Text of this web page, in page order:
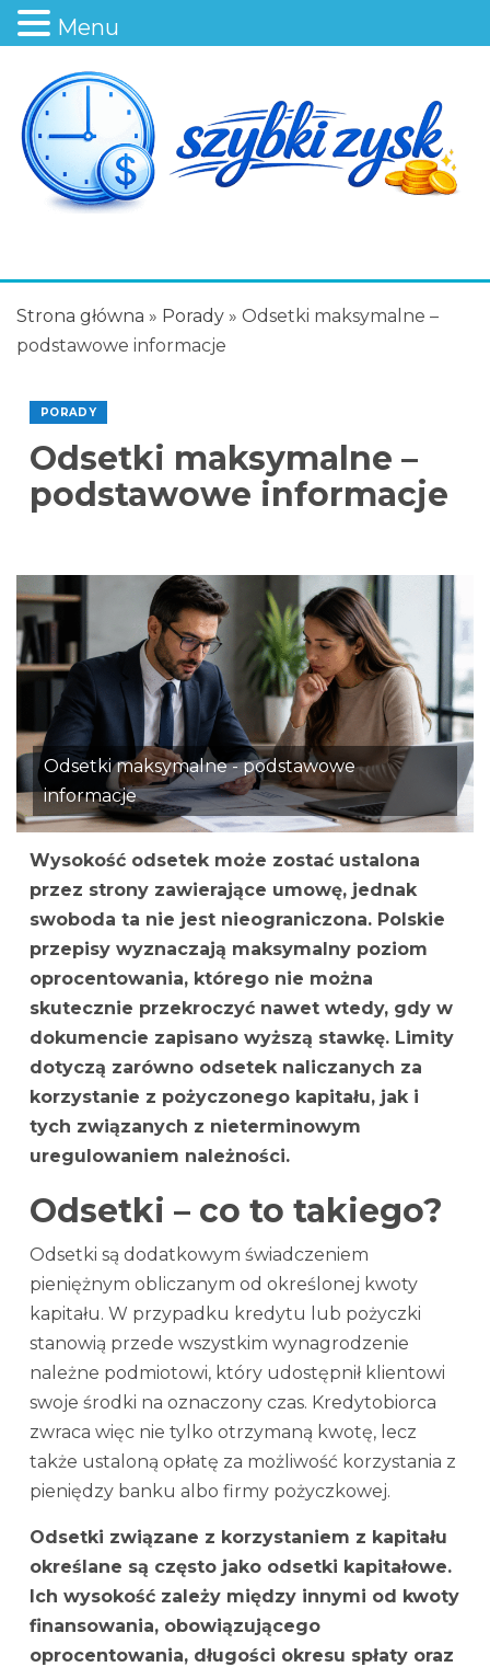
Strona główna » Porady » Odsetki maksymalne –
podstawowe informacje
PORADY
Odsetki maksymalne –
podstawowe informacje
Odsetki maksymalne - podstawowe
informacje
Wysokość odsetek może zostać ustalona
przez strony zawierające umowę, jednak
swoboda ta nie jest nieograniczona. Polskie
przepisy wyznaczają maksymalny poziom
oprocentowania, którego nie można
skutecznie przekroczyć nawet wtedy, gdy w
dokumencie zapisano wyższą stawkę. Limity
dotyczą zarówno odsetek naliczanych za
korzystanie z pożyczonego kapitału, jak i
tych związanych z nieterminowym
uregulowaniem należności.
Odsetki – co to takiego?
Odsetki są dodatkowym świadczeniem
pieniężnym obliczanym od określonej kwoty
kapitału. W przypadku kredytu lub pożyczki
stanowią przede wszystkim wynagrodzenie
należne podmiotowi, który udostępnił klientowi
swoje środki na oznaczony czas. Kredytobiorca
zwraca więc nie tylko otrzymaną kwotę, lecz
także ustaloną opłatę za możliwość korzystania z
pieniędzy banku albo firmy pożyczkowej.
Odsetki związane z korzystaniem z kapitału
określane są często jako odsetki kapitałowe.
Ich wysokość zależy między innymi od kwoty
finansowania, obowiązującego
oprocentowania, długości okresu spłaty oraz
Menu